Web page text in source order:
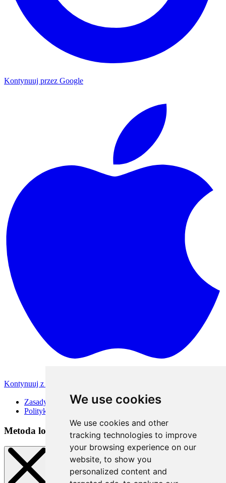
We use cookies
We use cookies and other
tracking technologies to improve
your browsing experience on our
website, to show you
personalized content and
Kontynuuj przez Google
Kontynuuj z Apple
Zasady korzystania
Polityka Prywatności
Metoda logowania